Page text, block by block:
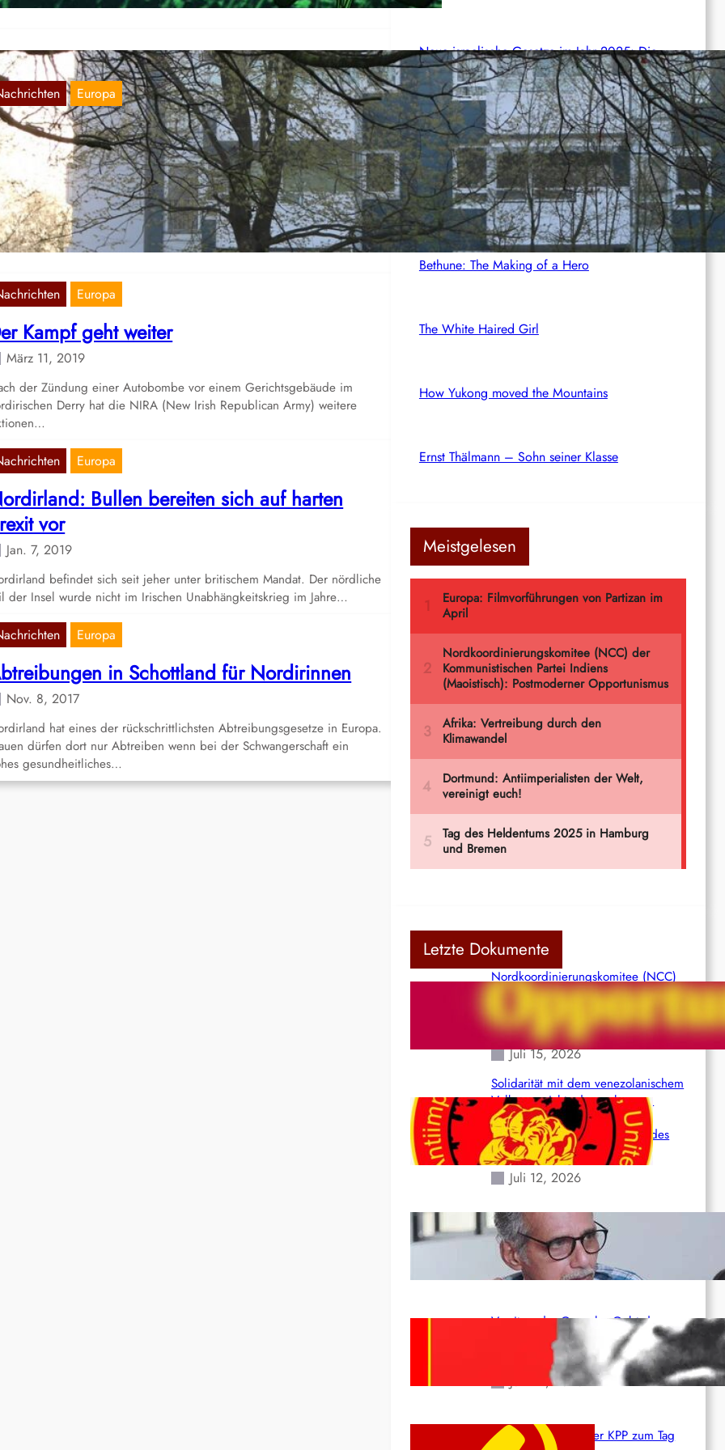
Europa
anlässlich der Jahrestages des
in Irland
Apr. 12, 2020
dokumentieren Bilder, die uns zugeschickt wurden.
Europa
Kampf geht weiter
März 11, 2019
der Zündung einer Autobombe vor einem Gerichtsgebäude im
Derry hat die NIRA (New Irish Republican Army) weitere
Europa
Bullen bereiten sich auf harten
vor
Jan. 7, 2019
befindet sich seit jeher unter britischem Mandat. Der nördliche
der Insel wurde nicht im Irischen Unabhängkeitskrieg im Jahre…
Europa
in Schottland für Nordirinnen
Nov. 8, 2017
hat eines der rückschrittlichsten Abtreibungsgesetze in Europa.
dürfen dort nur Abtreiben wenn bei der Schwangerschaft ein
gesundheitliches…
Neue israelische Gesetze im Jahr 2025: Die
juristische Inszenierung hinter dem Völkermord.
Rotdenker
The Red Detachment of Women
Bethune: The Making of a Hero
The White Haired Girl
How Yukong moved the Mountains
Ernst Thälmann – Sohn seiner Klasse
Meistgelesen
Letzte Dokumente
Nordkoordinierungskomitee (NCC)
der Kommunistischen Partei Indiens
(Maoistisch): Postmoderner
Opportunismus
Juli 15, 2026
Solidarität mit dem venezolanischem
Volk angesichts der verlorenen
Leben und der katastrophalen
Situation durch die Erdbeben des
24. Juni!
Juli 12, 2026
Indien: „Die Politik der Kapitulation“
von K. Murali (Ajith)
Juli 1, 2026
Vorsitzender Gonzalo: Gebt das
Leben für die Partei und die
Revolution!
Juni 19, 2026
Beschluss des ZK der KPP zum Tag